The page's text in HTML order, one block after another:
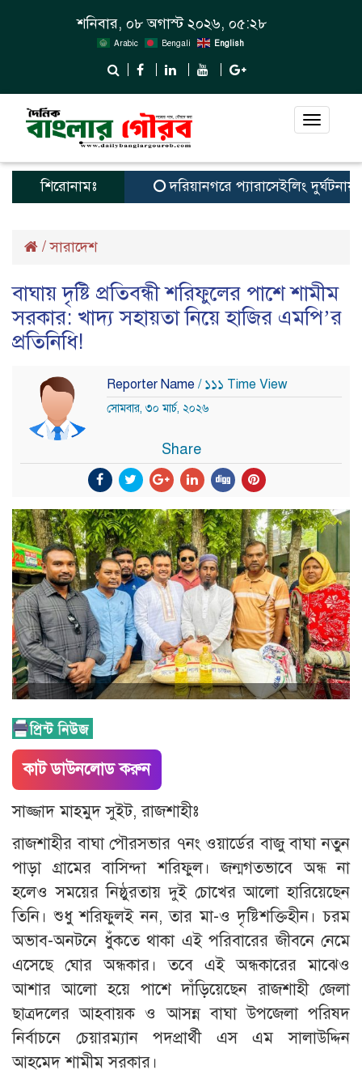
শনিবার, ০৮ অগাস্ট ২০২৬, ০৫:২৮
Arabic Bengali English
Toggle
শিরোনামঃ দরিয়ানগরে প্যারাসেইলিং দুর্ঘটনায়
/সারাদেশ
বাঘায় দৃষ্টি প্রতিবন্ধী শরিফুলের পাশে শামীম
সরকার: খাদ্য সহায়তা নিয়ে হাজির এমপি’র
প্রতিনিধি!
Reporter Name / ১১১ Time View
সোমবার, ৩০ মার্চ, ২০২৬
Share
কাট ডাউনলোড করুন
সাজ্জাদ মাহমুদ সুইট, রাজশাহীঃ
রাজশাহীর বাঘা পৌরসভার ৭নং ওয়ার্ডের বাজু বাঘা নতুন
পাড়া গ্রামের বাসিন্দা শরিফুল। জন্মগতভাবে অন্ধ না
হলেও সময়ের নিষ্ঠুরতায় দুই চোখের আলো হারিয়েছেন
তিনি। শুধু শরিফুলই নন, তার মা-ও দৃষ্টিশক্তিহীন। চরম
অভাব-অনটনে ধুঁকতে থাকা এই পরিবারের জীবনে নেমে
এসেছে ঘোর অন্ধকার। তবে এই অন্ধকারের মাঝেও
আশার আলো হয়ে পাশে দাঁড়িয়েছেন রাজশাহী জেলা
ছাত্রদলের আহবায়ক ও আসন্ন বাঘা উপজেলা পরিষদ
নির্বাচনে চেয়ারম্যান পদপ্রার্থী এস এম সালাউদ্দিন
আহমেদ শামীম সরকার।